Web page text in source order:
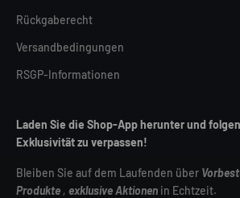
Rückgaberecht
Versandbedingungen
RSGP-Informationen
Laden Sie die Shop-App herunter und
Exklusivität zu verpassen!
Bleiben Sie auf dem Laufenden über
Produkte , exklusive Aktionen in Echtzeit.